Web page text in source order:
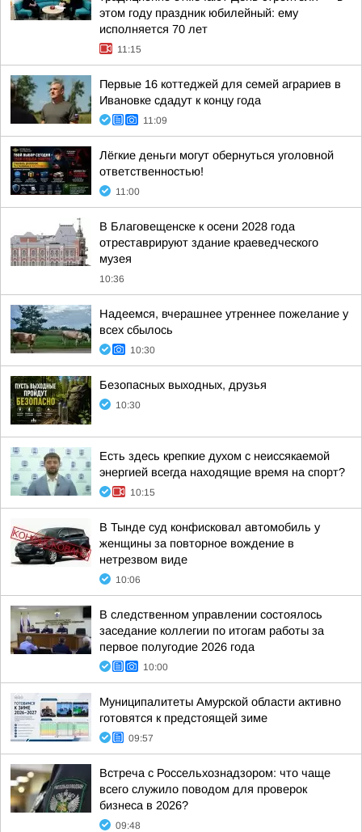
этом году праздник юбилейный: ему
исполняется 70 лет
11:15
Первые 16 коттеджей для семей аграриев в
Ивановке сдадут к концу года
11:09
Лёгкие деньги могут обернуться уголовной
ответственностью!
11:00
В Благовещенске к осени 2028 года
отреставрируют здание краеведческого
музея
10:36
Надеемся, вчерашнее утреннее пожелание у
всех сбылось
10:30
Безопасных выходных, друзья
10:30
Есть здесь крепкие духом с неиссякаемой
энергией всегда находящие время на спорт?
10:15
В Тынде суд конфисковал автомобиль у
женщины за повторное вождение в
нетрезвом виде
10:06
В следственном управлении состоялось
заседание коллегии по итогам работы за
первое полугодие 2026 года
10:00
Муниципалитеты Амурской области активно
готовятся к предстоящей зиме
09:57
Встреча с Россельхознадзором: что чаще
всего служило поводом для проверок
бизнеса в 2026?
09:48